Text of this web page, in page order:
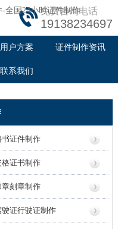
免费咨询电话
19138234697
用户方案 证件制作资讯
联系我们
书证件制作
格证书制作
章刻章制作
驶证行驶证制作